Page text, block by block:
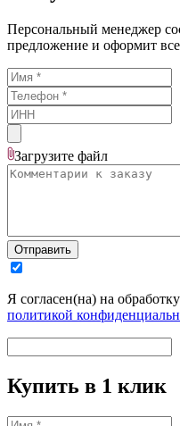
Персональный менеджер
предложение и оформит
Загрузите файл
Отправить
Я согласен(на) на обработку
политикой
Купить в 1 клик